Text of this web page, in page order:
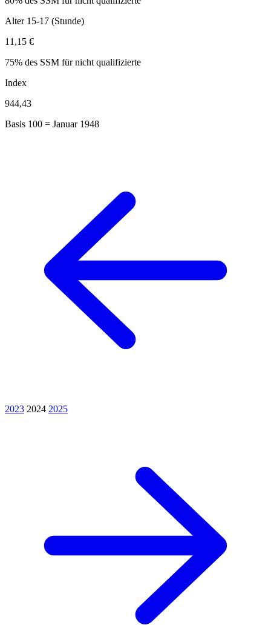
Alter 15-17 (Stunde)
11,15 €
75% des SSM für nicht qualifizierte
Index
944,43
Basis 100 = Januar 1948
2023 2024 2025